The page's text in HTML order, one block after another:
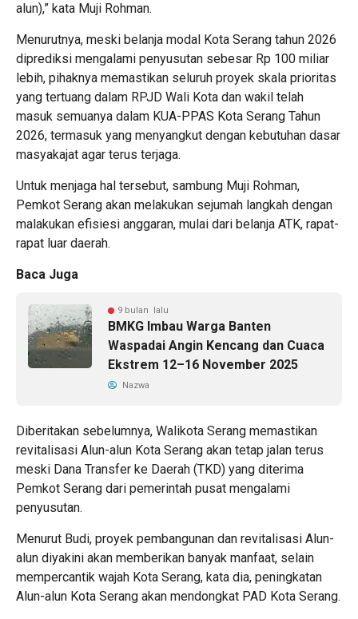
alun),” kata Muji Rohman.
Menurutnya, meski belanja modal Kota Serang tahun 2026
diprediksi mengalami penyusutan sebesar Rp 100 miliar
lebih, pihaknya memastikan seluruh proyek skala prioritas
yang tertuang dalam RPJD Wali Kota dan wakil telah
masuk semuanya dalam KUA-PPAS Kota Serang Tahun
2026, termasuk yang menyangkut dengan kebutuhan dasar
masyakajat agar terus terjaga.
Untuk menjaga hal tersebut, sambung Muji Rohman,
Pemkot Serang akan melakukan sejumah langkah dengan
malakukan efisiesi anggaran, mulai dari belanja ATK, rapat-
rapat luar daerah.
Baca Juga
9 bulan lalu
BMKG Imbau Warga Banten
Waspadai Angin Kencang dan Cuaca
Ekstrem 12–16 November 2025
Nazwa
Diberitakan sebelumnya, Walikota Serang memastikan
revitalisasi Alun-alun Kota Serang akan tetap jalan terus
meski Dana Transfer ke Daerah (TKD) yang diterima
Pemkot Serang dari pemerintah pusat mengalami
penyusutan.
Menurut Budi, proyek pembangunan dan revitalisasi Alun-
alun diyakini akan memberikan banyak manfaat, selain
mempercantik wajah Kota Serang, kata dia, peningkatan
Alun-alun Kota Serang akan mendongkat PAD Kota Serang.